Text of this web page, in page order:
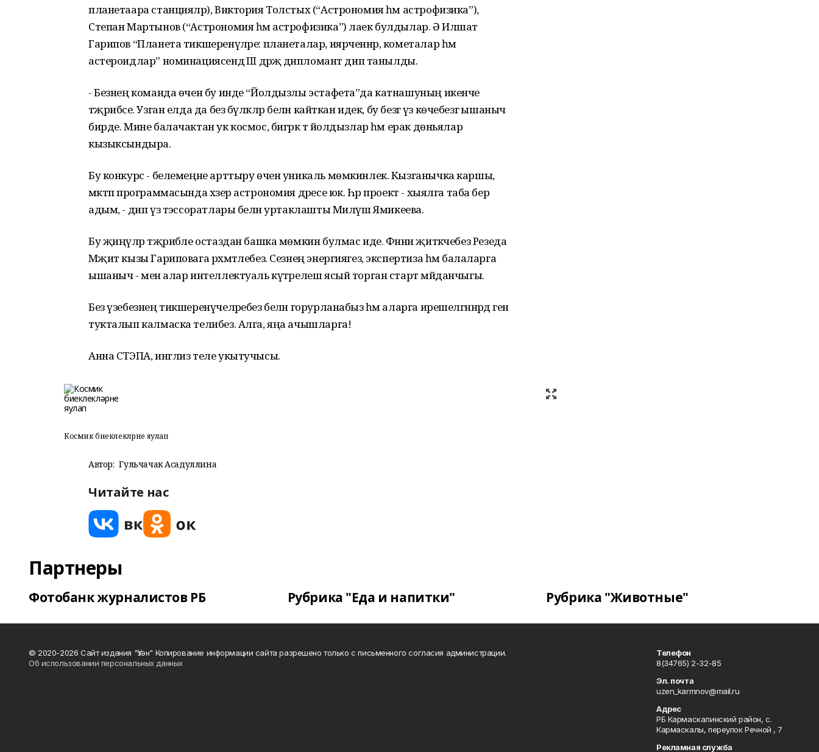
планетаара станцияләр), Виктория Толстых (“Астрономия һәм астрофизика”),
Степан Мартынов (“Астрономия һәм астрофизика”) лаек булдылар. Ә Илшат
Гарипов “Планета тикшеренүләре: планеталар, иярченнәр, кометалар һәм
астероидлар” номинациясендә III дәрәҗә дипломант дип танылды.
- Безнең команда өчен бу инде “Йолдызлы эстафета”да катнашуның икенче
тәҗрибәсе. Узган елда да без бүләкләр белән кайткан идек, бу безгә үз көчебезгә ышаныч
бирде. Мине балачактан ук космос, бигрәк тә йолдызлар һәм ерак дөньялар
кызыксындыра.
Бу конкурс - белемеңне арттыру өчен уникаль мөмкинлек. Кызганычка каршы,
мәктәп программасында хәзер астрономия дәресе юк. Һәр проект - хыялга таба бер
адым, - дип үз тәэссоратлары белән уртаклашты Миләүшә Ямикеева.
Бу җиңүләр тәҗрибәле остаздан башка мөмкин булмас иде. Фәнни җитәкчебез Резеда
Мәҗит кызы Гариповага рәхмәтлебез. Сезнең энергиягез, экспертиза һәм балаларга
ышаныч - менә алар интеллектуаль күтәрелеш ясый торган старт мәйданчыгы.
Без үзебезнең тикшеренүчеләребез белән горурланабыз һәм аларга ирешелгәннәрдә генә
тукталып калмаска телибез. Алга, яңа ачышларга!
Анна СТЭПА, инглиз теле укытучысы.
Космик биеклекләрне яулап
Автор: Гульчачак Асадуллина
Читайте нас
Партнеры
Фотобанк журналистов РБ Рубрика "Еда и напитки" Рубрика "Животные"
© 2020-2026 Сайт издания "Үзән" Копирование информации сайта разрешено только с письменного согласия администрации.
Об использовании персональных данных
Телефон
8(34765) 2-32-85
Эл. почта
uzen_karmnov@mail.ru
Адрес
РБ Кармаскалинский район, с.
Кармаскалы, переулок Речной , 7
Рекламная служба